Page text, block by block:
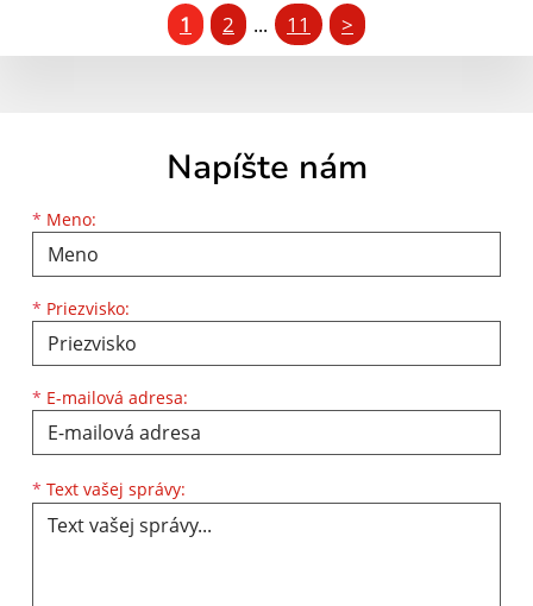
1 2 ... 11 >
Napíšte nám
* Meno:
Meno
* Priezvisko:
Priezvisko
* E-mailová adresa:
E-mailová adresa
* Text vašej správy: